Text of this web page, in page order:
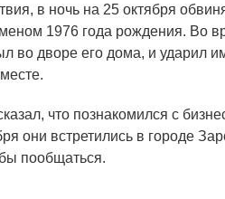
в ночь на 25 октября
1976 года рождения. Во
во дворе его дома, и ударил
что познакомился с
они встретились в городе
пообщаться.